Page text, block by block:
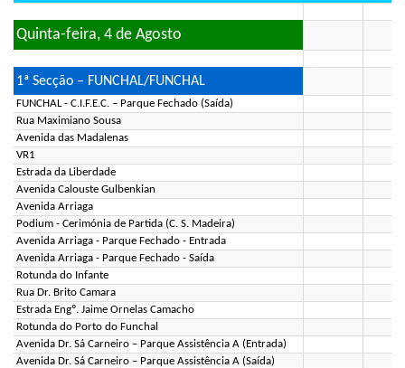
Quinta-feira, 4 de Agosto
1ª Secção – FUNCHAL/FUNCHAL
FUNCHAL - C.I.F.E.C. – Parque Fechado (Saída)
Rua Maximiano Sousa
Avenida das Madalenas
VR1
Estrada da Liberdade
Avenida Calouste Gulbenkian
Avenida Arriaga
Podium - Cerimónia de Partida (C. S. Madeira)
Avenida Arriaga - Parque Fechado - Entrada
Avenida Arriaga - Parque Fechado - Saída
Rotunda do Infante
Rua Dr. Brito Camara
Estrada Engº. Jaime Ornelas Camacho
Rotunda do Porto do Funchal
Avenida Dr. Sá Carneiro – Parque Assistência A (Entrada)
Avenida Dr. Sá Carneiro – Parque Assistência A (Saída)